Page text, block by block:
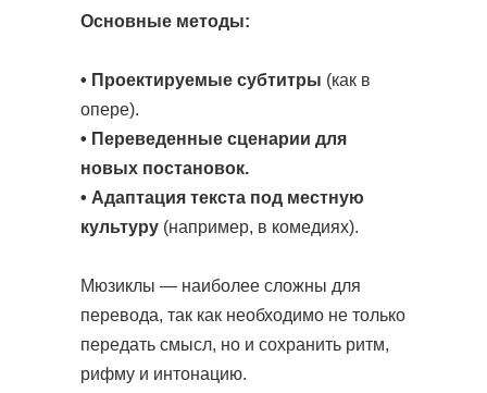
Основные методы:
• Проектируемые субтитры (как в
опере).
• Переведенные сценарии для
новых постановок.
• Адаптация текста под местную
культуру (например, в комедиях).
Мюзиклы — наиболее сложны для
перевода, так как необходимо не только
передать смысл, но и сохранить ритм,
рифму и интонацию.